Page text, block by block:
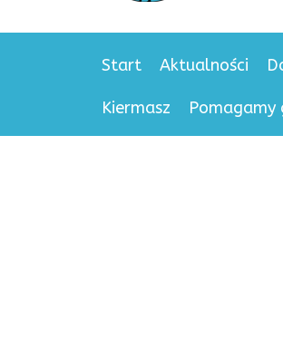
Start Aktualności
Kiermasz Pomagamy